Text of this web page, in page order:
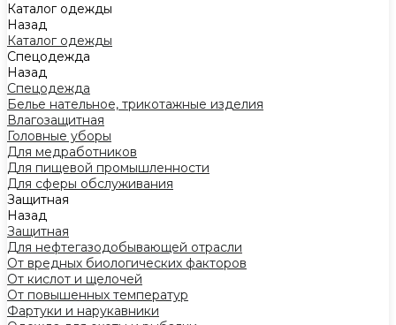
Каталог одежды
Назад
Каталог одежды
Спецодежда
Назад
Спецодежда
Белье нательное, трикотажные изделия
Влагозащитная
Головные уборы
Для медработников
Для пищевой промышленности
Для сферы обслуживания
Защитная
Назад
Защитная
Для нефтегазодобывающей отрасли
От вредных биологических факторов
От кислот и щелочей
От повышенных температур
Фартуки и нарукавники